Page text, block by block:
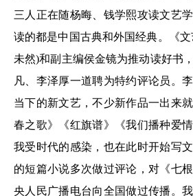
三人正在随杨晦、钱学熙攻读文艺
读的都是中国古典和外国经典。《
未然)和副主编侯金镜为推动读好书
凡、李泽厚一道聘为特约评论员。
当下的新文艺，不少新作品一出来
春之歌》《红旗谱》《我们播种爱
我受时代的感染，也在此时开始写
的短篇小说多次做过评论，对《七
央人民广播电台向全国做过传播。